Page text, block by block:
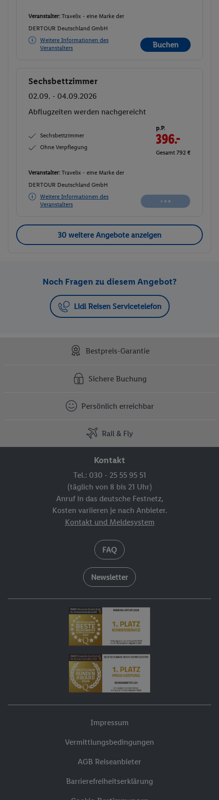
Veranstalter: Travelix - eine Marke der
DERTOUR Deutschland GmbH
Weitere Informationen des
Veranstalters
Buchen
Buchen
Sechsbettzimmer
02.09. - 04.09.2026
Abflugzeiten werden nachgereicht
Sechsbettzimmer
Ohne Verpflegung
p.P.
396.-
Gesamt 792 €
Veranstalter: Travelix - eine Marke der
DERTOUR Deutschland GmbH
Weitere Informationen des
Veranstalters
30 weitere Angebote anzeigen
Noch Fragen zu diesem Angebot?
Lidl Reisen Servicetelefon
Bestpreis-Garantie
Sichere Buchung
Persönlich erreichbar
Rail & Fly
Kontakt
Tel.: 030 - 25 55 95 51
(täglich von 8 bis 21 Uhr)
Anruf in das deutsche Festnetz,
Kosten variieren je nach Anbieter.
Kontakt und Meldesystem
FAQ
Newsletter
Impressum
Vermittlungsbedingungen
AGB Reiseanbieter
Barrierefreiheitserklärung